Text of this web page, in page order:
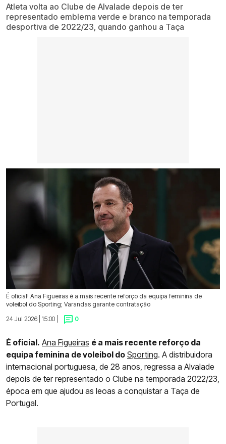
Atleta volta ao Clube de Alvalade depois de ter
representado emblema verde e branco na temporada
desportiva de 2022/23, quando ganhou a Taça
É oficial! Ana Figueiras é a mais recente reforço da equipa feminina de
voleibol do Sporting; Varandas garante contratação
24 Jul 2026 | 15:00 |
0
É oficial. Ana Figueiras é a mais recente reforço da
equipa feminina de voleibol do Sporting. A distribuidora
internacional portuguesa, de 28 anos, regressa a Alvalade
depois de ter representado o Clube na temporada 2022/23,
época em que ajudou as leoas a conquistar a Taça de
Portugal.